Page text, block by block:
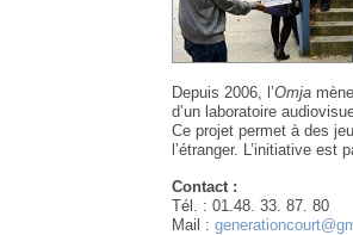
Depuis 2006, l’Omja
d’un laboratoire
Ce projet permet à des
l’étranger. L’initiative est
Contact :
Tél. : 01.48. 33. 87. 80
Mail :